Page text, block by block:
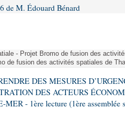
de M. Édouard Bénard
- Projet Bromo de fusion des
de fusion des activités spatiales de
DES MESURES
DES ACTEURS
- 1ère lecture (1ère assemblée